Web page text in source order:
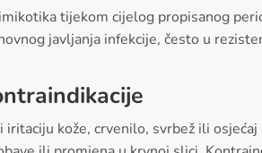
tijekom cijelog propisanog
javljanja infekcije, često u
kože, crvenilo, svrbež ili